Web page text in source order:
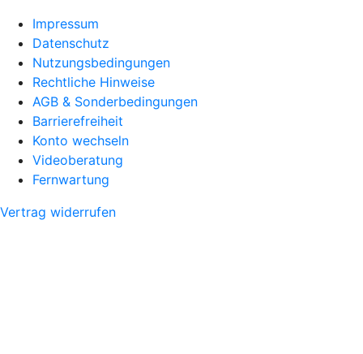
Impressum
Datenschutz
Nutzungsbedingungen
Rechtliche Hinweise
AGB & Sonderbedingungen
Barrierefreiheit
Konto wechseln
Videoberatung
Fernwartung
Vertrag widerrufen